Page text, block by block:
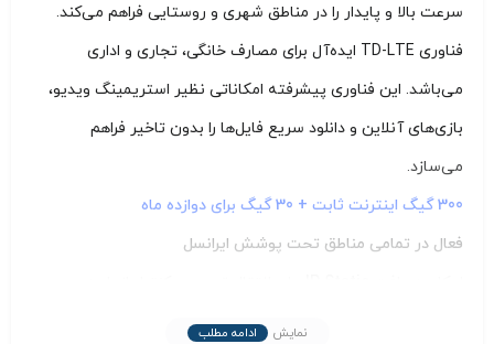
سرعت بالا و پایدار را در مناطق شهری و روستایی فراهم می‌کند.
فناوری TD-LTE ایده‌آل برای مصارف خانگی، تجاری و اداری
می‌باشد. این فناوری پیشرفته امکاناتی نظیر استریمینگ ویدیو،
بازی‌های آنلاین و دانلود سریع فایل‌ها را بدون تاخیر فراهم
می‌سازد.
300 گیگ اینترنت ثابت + 30 گیگ برای دوازده ماه
فعال در تمامی مناطق تحت پوشش ایرانسل
قابلیت کارکرد روی تمامی مودم های TD-LTE
نمایش ادامه مطلب